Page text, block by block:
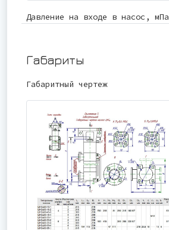
Давление на входе в насос, мПа
Габариты
Габаритный чертеж